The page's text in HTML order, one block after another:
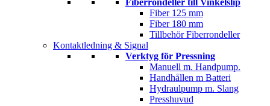
Fiber 125 mm
Fiber 180 mm
Tillbehör Fiberrondeller
Kontaktledning & Signal
Verktyg för Pressning
Manuell m. Handpump.
Handhållen m Batteri
Hydraulpump m. Slang
Presshuvud